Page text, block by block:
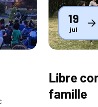
19
jul
Libre
famille